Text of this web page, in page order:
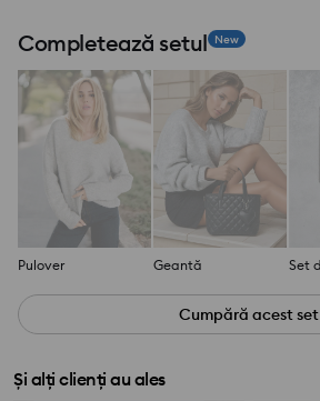
Completează setul New
Pulover Geantă
Cumpără acest set
Și alți clienți au ales